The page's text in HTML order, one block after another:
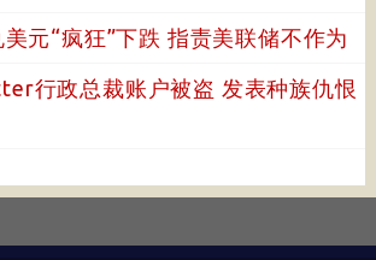
元“疯狂”下跌 指责美联储不作为
行政总裁账户被盗 发表种族仇恨